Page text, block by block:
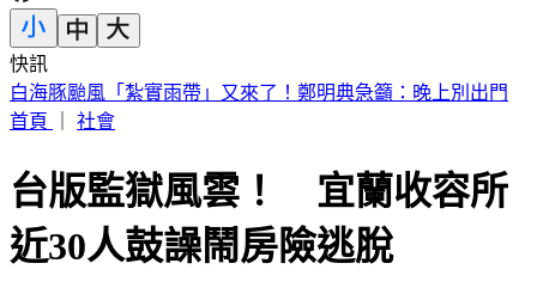
快訊
別只看台積電！ 外媒點名「2檔AI設備股」快上車
首頁
社會
台版監獄風雲！ 宜蘭收容所
近30人鼓譟鬧房險逃脫